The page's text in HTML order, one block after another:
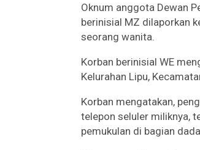
Oknum anggota Dewan
berinisial MZ dilaporkan
seorang wanita.
Korban berinisial WE
Kelurahan Lipu,
Korban mengatakan,
telepon seluler miliknya,
pemukulan di bagian